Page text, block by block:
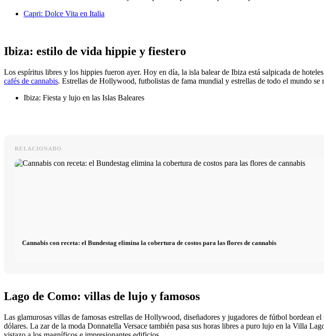
Capri: Dolce Vita en Italia
Ibiza: estilo de vida hippie y fiestero
Los espíritus libres y los hippies fueron ayer. Hoy en día, la isla balear de Ibiza está salpicada de
cafés de cannabis. Estrellas de Hollywood, futbolistas de fama mundial y estrellas de todo el mundo se
Ibiza: Fiesta y lujo en las Islas Baleares
RELACIONADO
Cannabis con receta: el Bundestag elimina la cobertura de costos para las flores de cannabis
Lago de Como: villas de lujo y famosos
Las glamurosas villas de famosas estrellas de Hollywood, diseñadores y jugadores de fútbol
dólares. La zar de la moda Donnatella Versace también pasa sus horas libres a puro lujo en la Villa